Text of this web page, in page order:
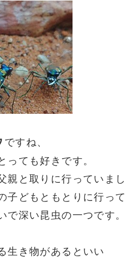
ですね、
っても好きです。
親と取りに行っていまし
子どもともとりに行って
で深い昆虫の一つです。
生き物があるといい